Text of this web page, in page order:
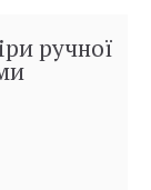
ручної